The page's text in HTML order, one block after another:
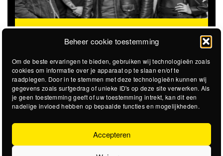
Beheer cookie toestemming
Om de beste ervaringen te bieden, gebruiken wij technologieën zoals
cookies om informatie over je apparaat op te slaan en/of te
raadplegen. Door in te stemmen met deze technologieën kunnen wij
gegevens zoals surfgedrag of unieke ID's op deze site verwerken. Als
je geen toestemming geeft of uw toestemming intrekt, kan dit een
nadelige invloed hebben op bepaalde functies en mogelijkheden.
Accepteren